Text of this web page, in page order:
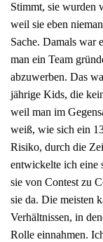
Stimmt, sie wurden
weil sie eben
Sache. Damals war
man ein Team
abzuwerben. Das
jährige Kids, die
weil man im
weiß, wie sich ein
Risiko, durch die
entwickelte ich eine
sie von Contest zu
sie da. Die meisten
Verhältnissen, in
Rolle einnahmen.